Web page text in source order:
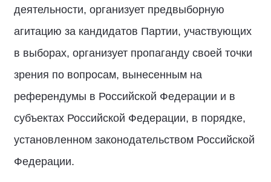
деятельности, организует предвыборную
агитацию за кандидатов Партии, участвующих
в выборах, организует пропаганду своей точки
зрения по вопросам, вынесенным на
референдумы в Российской Федерации и в
субъектах Российской Федерации, в порядке,
установленном законодательством Российской
Федерации.